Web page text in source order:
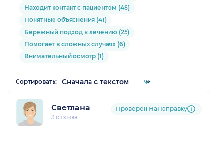
Находит контакт с пациентом (48)
Понятные объяснения (41)
Бережный подход к лечению (25)
Помогает в сложных случаях (6)
Внимательный осмотр (1)
Сортировать:
Светлана
3 отзыва
Проверен НаПоправку